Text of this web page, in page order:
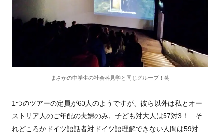
まさかの中学生の社会科見学と同じグループ！笑
1つのツアーの定員が60人のようですが、彼ら以外は私とオー
ストリア人のご年配の夫婦のみ。子ども対大人は57対3 ！ そ
れどころかドイツ語話者対ドイツ語理解できない人間は59対